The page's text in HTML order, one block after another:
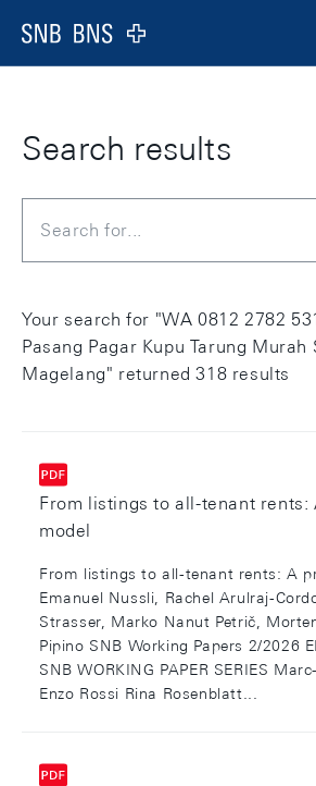
Logo
Search results
Search
Your search for "WA 0812 2782
Pasang Pagar Kupu Tarung Murah
Magelang" returned 318 results
From listings to all-tenant rents:
model
From listings to all-tenant rents: A
Emanuel Nussli, Rachel Arulraj-
Strasser, Marko Nanut Petrič,
Pipino SNB Working Papers 2/2026
SNB WORKING PAPER SERIES
Enzo Rossi Rina Rosenblatt...